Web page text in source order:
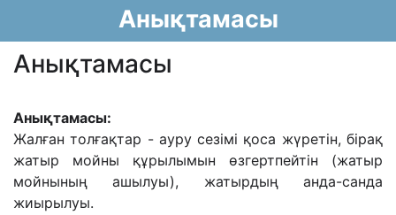
Анықтамасы
Анықтамасы
Анықтамасы:
Жалған толғақтар - ауру сезімі қоса жүретін, бірақ
жатыр мойны құрылымын өзгертпейтін (жатыр
мойнының ашылуы), жатырдың анда-санда
жиырылуы.